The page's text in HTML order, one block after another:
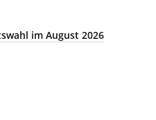
im August 2026